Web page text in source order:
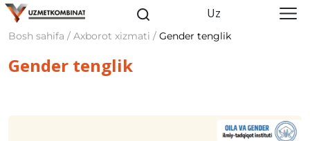
Uz
Bosh sahifa / Axborot xizmati / Gender tenglik
Gender tenglik